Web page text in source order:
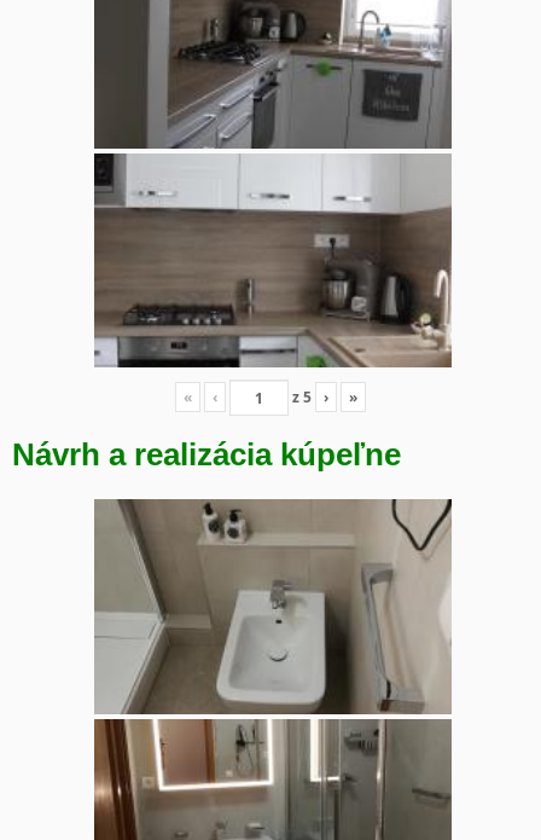
« ‹ z5 › »
Návrh a realizácia kúpeľne